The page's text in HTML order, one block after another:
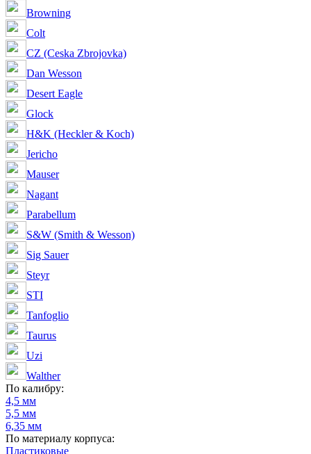
Browning
Colt
CZ (Ceska Zbrojovka)
Dan Wesson
Desert Eagle
Glock
H&K (Heckler & Koch)
Jericho
Mauser
Nagant
Parabellum
S&W (Smith & Wesson)
Sig Sauer
Steyr
STI
Tanfoglio
Taurus
Uzi
Walther
По калибру:
4,5 мм
5,5 мм
6,35 мм
По материалу корпуса:
Пластиковые